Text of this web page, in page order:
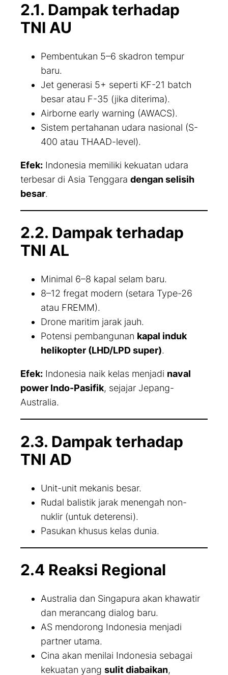
2.1. Dampak terhadap
TNI AU
Pembentukan 5–6 skadron tempur
baru.
Jet generasi 5+ seperti KF-21 batch
besar atau F-35 (jika diterima).
Airborne early warning (AWACS).
Sistem pertahanan udara nasional (S-
400 atau THAAD-level).
Efek: Indonesia memiliki kekuatan udara
terbesar di Asia Tenggara dengan selisih
besar.
2.2. Dampak terhadap
TNI AL
Minimal 6–8 kapal selam baru.
8–12 fregat modern (setara Type-26
atau FREMM).
Drone maritim jarak jauh.
Potensi pembangunan kapal induk
helikopter (LHD/LPD super).
Efek: Indonesia naik kelas menjadi naval
power Indo-Pasifik, sejajar Jepang-
Australia.
2.3. Dampak terhadap
TNI AD
Unit-unit mekanis besar.
Rudal balistik jarak menengah non-
nuklir (untuk deterensi).
Pasukan khusus kelas dunia.
2.4 Reaksi Regional
Australia dan Singapura akan khawatir
dan merancang dialog baru.
AS mendorong Indonesia menjadi
partner utama.
Cina akan menilai Indonesia sebagai
kekuatan yang sulit diabaikan,